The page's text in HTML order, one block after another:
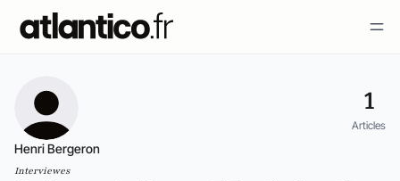
1
Articles
Henri Bergeron
Interviewes